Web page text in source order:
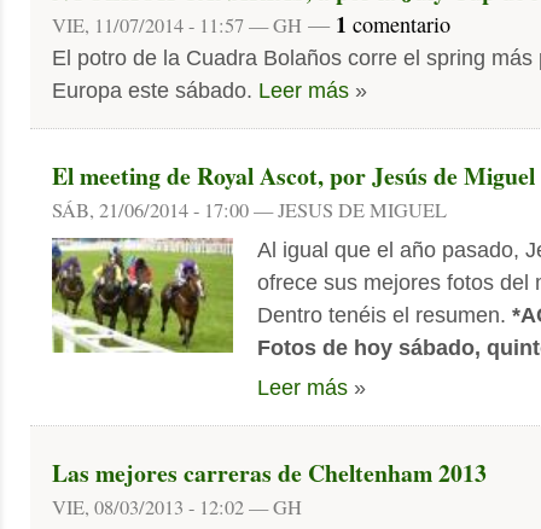
VIE, 11/07/2014 - 11:57 — GH — 1 comentario
El potro de la Cuadra Bolaños corre el spring más
Europa este sábado. Leer más »
El meeting de Royal Ascot, por Jesús de Miguel
SÁB, 21/06/2014 - 17:00 — JESUS DE MIGUEL
Al igual que el año pasado,
ofrece sus mejores fotos del
Dentro tenéis el resumen.
Fotos de hoy sábado,
Leer más »
Las mejores carreras de Cheltenham 2013
VIE, 08/03/2013 - 12:02 — GH